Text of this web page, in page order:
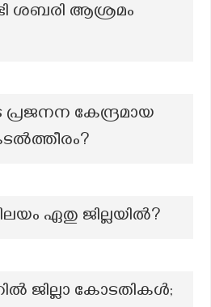
ശബരി ആശ്രമം
കേന്ദ്രമായ
ഏതു ജില്ലയിൽ?
ജില്ലാ കോടതികൾ;